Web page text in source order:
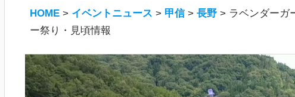
HOME > イベントニュース > 甲信>長野 > ラベンダーガ
ー祭り・見頃情報